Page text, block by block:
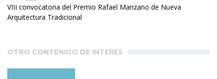
VIII convocatoria del Premio Rafael Manzano de Nueva
Arquitectura Tradicional
OTRO CONTENIDO DE INTERÉS